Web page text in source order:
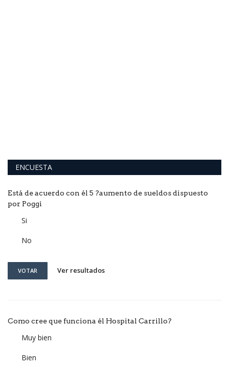
ENCUESTA
Está de acuerdo con él 5 ?aumento de sueldos dispuesto
por Poggi
Si
No
VOTAR Ver resultados
Como cree que funciona él Hospital Carrillo?
Muy bien
Bien